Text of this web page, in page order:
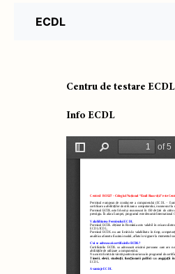
ECDL
Centru de testare ECDL
Info ECDL